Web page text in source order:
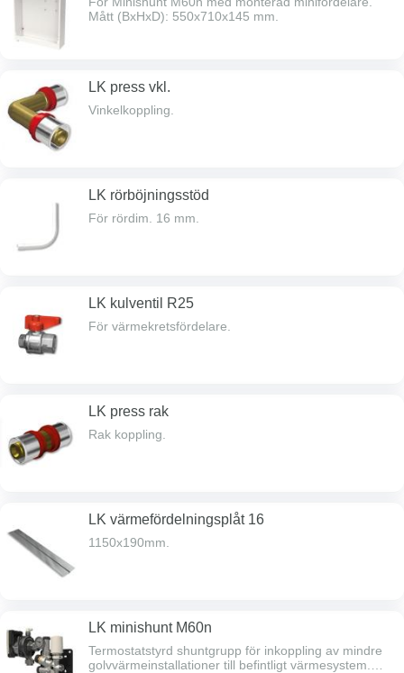
Mått (BxHxD): 550x710x145 mm.
LK press vkl.
Vinkelkoppling.
LK rörböjningsstöd
För rördim. 16 mm.
LK kulventil R25
För värmekretsfördelare.
LK press rak
Rak koppling.
LK värmefördelningsplåt 16
1150x190mm.
LK minishunt M60n
Termostatstyrd shuntgrupp för inkoppling av mindre
golvvärmeinstallationer till befintligt värmesystem.